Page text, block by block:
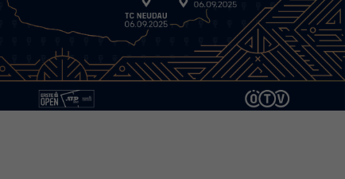
Ihrer vorgenommen Einstellungen, falls der
Webseiten-Betreiber dies eingestellt hat.